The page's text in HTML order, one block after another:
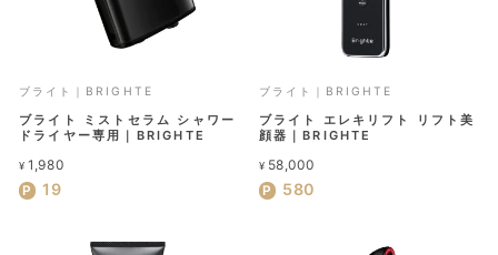
ブライト｜BRIGHTE
ブライト ミストセラム シャワー
ドライヤー専用｜BRIGHTE
¥ 1,980
19
ブライト｜BRIGHTE
ブライト エレキリフト リフト美
顔器｜BRIGHTE
¥ 58,000
580